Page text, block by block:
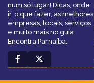
num só lugar! Dicas, onde
ir, o que fazer, as melhores
empresas, locais, serviços
e muito mais no guia
Encontra Parnaíba.